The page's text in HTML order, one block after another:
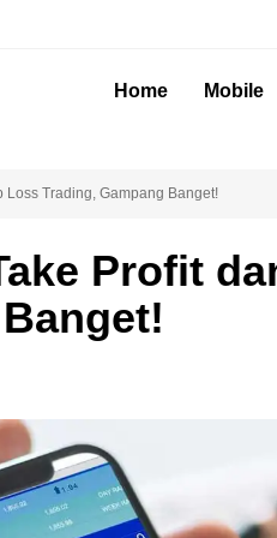
Home Mobile
Loss Trading, Gampang Banget!
Profit